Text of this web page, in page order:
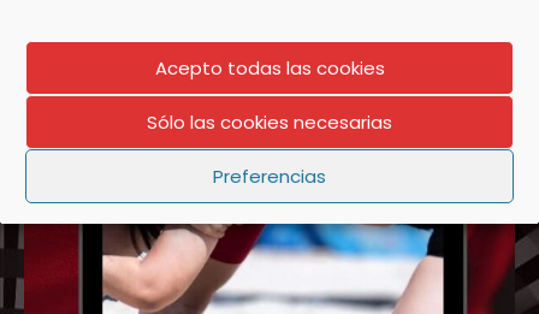
Acepto todas las cookies
Sólo las cookies necesarias
Preferencias